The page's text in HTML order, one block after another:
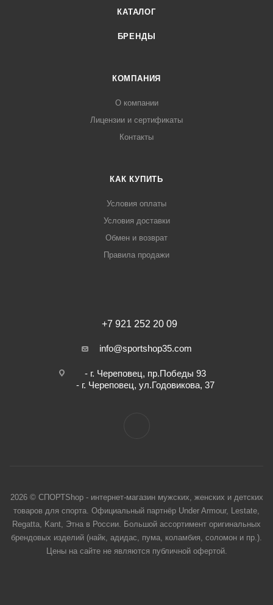
КАТАЛОГ
БРЕНДЫ
КОМПАНИЯ
О компании
Лицензии и сертификаты
Контакты
КАК КУПИТЬ
Условия оплаты
Условия доставки
Обмен и возврат
Правила продажи
+7 921 252 20 09
info@sportshop35.com
- г. Череповец, пр.Победы 93
- г. Череповец, ул.Годовикова, 37
2026 © СПОРТShop - интернет-магазин мужских, женских и детских
товаров для спорта. Официальный партнёр Under Armour, Lestate,
Regatta, Kant, Этна в России. Большой ассортимент оригинальных
брендовых изделий (найк, адидас, пума, коламбия, соломон и пр.).
Цены на сайте не являются публичной офертой.